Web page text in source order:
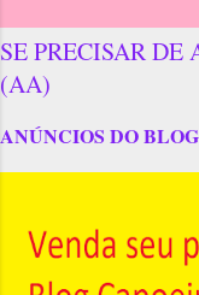
SE PRECISAR DE
(AA)
ANÚNCIOS DO